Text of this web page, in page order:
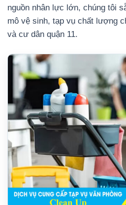
nguồn nhân lực lớn, chúng tôi
mô vệ sinh, tạp vụ chất lượng
và cư dân quận 11.